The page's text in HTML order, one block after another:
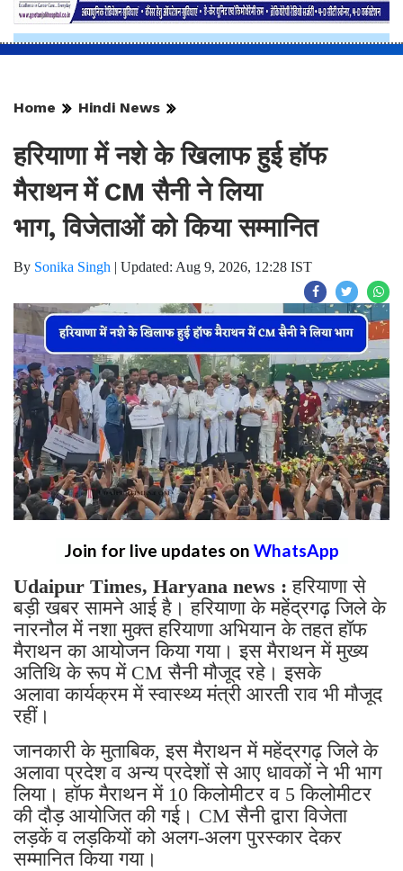
Home Hindi News
हरियाणा में नशे के खिलाफ हुई हॉफ
मैराथन में CM सैनी ने लिया
भाग, विजेताओं को किया सम्मानित
By Sonika Singh | Updated: Aug 9, 2026, 12:28 IST
Join for live updates on WhatsApp
Udaipur Times, Haryana news : हरियाणा से
बड़ी खबर सामने आई है। हरियाणा के महेंद्रगढ़ जिले के
नारनौल में नशा मुक्त हरियाणा अभियान के तहत हॉफ
मैराथन का आयोजन किया गया। इस मैराथन में मुख्य
अतिथि के रूप में CM सैनी मौजूद रहे। इसके
अलावा कार्यक्रम में स्वास्थ्य मंत्री आरती राव भी मौजूद
रहीं।
जानकारी के मुताबिक, इस मैराथन में महेंद्रगढ़ जिले के
अलावा प्रदेश व अन्य प्रदेशों से आए धावकों ने भी भाग
लिया। हॉफ मैराथन में 10 किलोमीटर व 5 किलोमीटर
की दौड़ आयोजित की गई। CM सैनी द्वारा विजेता
लड़कें व लड़कियों को अलग-अलग पुरस्कार देकर
सम्मानित किया गया।